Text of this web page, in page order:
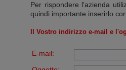
Per rispondere l'azienda
quindi importante inserirlo
Il Vostro indirizzo e-mail e
E-mail: